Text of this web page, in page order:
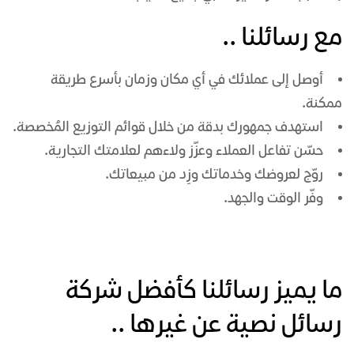
مع رسائلنا ..
أوصل إلى عملائك في أي مكان وزمان بأسرع طريقة
ممكنة.
استهدف جمهورك بدقة من خلال قوائم التوزيع المُخصصة.
حسّن تفاعل العملاء وعزّز ولاءهم لعلامتك التجارية.
روّج لعروضك وخدماتك وزِد من مبيعاتك.
وفّر الوقت والجهد.
ما يميز رسائلنا كأفضل شركة
رسائل نصية عن غيرها ..